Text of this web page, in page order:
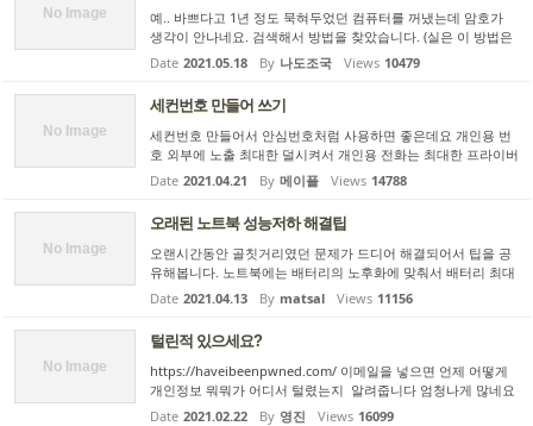
No Image
예.. 바쁘다고 1년 정도 묵혀두었던 컴퓨터를 꺼냈는데 암호가
생각이 안나네요. 검색해서 방법을 찾았습니다. (실은 이 방법은
그 전에도 몇번 썼.. 쿨럭.. 었기때문에 대충 알고는 있었는데 그
방법마저도 까먹어서 검색했습니다) windows 10 에서 passwo
Date 2021.05.18 By 나도조국 Views 10479
No Image
세컨번호 만들어 쓰기
세컨번호 만들어서 안심번호처럼 사용하면 좋은데요 개인용 번
호 외부에 노출 최대한 덜시켜서 개인용 전화는 최대한 프라이버
시 지켜내고 세컨번호는 혹시 스팸 많이 들어오면 번호바꾸어버
려도되니 사생활 보호용으로 세컨 번호 만들어 쓸만 합니다 다음
Date 2021.04.21 By 메이플 Views 14788
No Image
오래된 노트북 성능저하 해결팁
오랜시간동안 골칫거리였던 문제가 드디어 해결되어서 팁을 공
유해봅니다. 노트북에는 배터리의 노후화에 맞춰서 배터리 최대
충전량을 제한하는 기능이 있습니다. 이는 고용량화되면서 폭발
하기 쉬운 리튬이온 배터리를 사용하면서 생긴 기능이기도 하고,
Date 2021.04.13 By matsal Views 11156
No Image
털린적 있으세요?
https://haveibeenpwned.com/ 이메일을 넣으면 언제 어떻게
개인정보 뭐뭐가 어디서 털렸는지 알려줍니다 엄청나게 많네요
ㅠㅠ
Date 2021.02.22 By 영진 Views 16099